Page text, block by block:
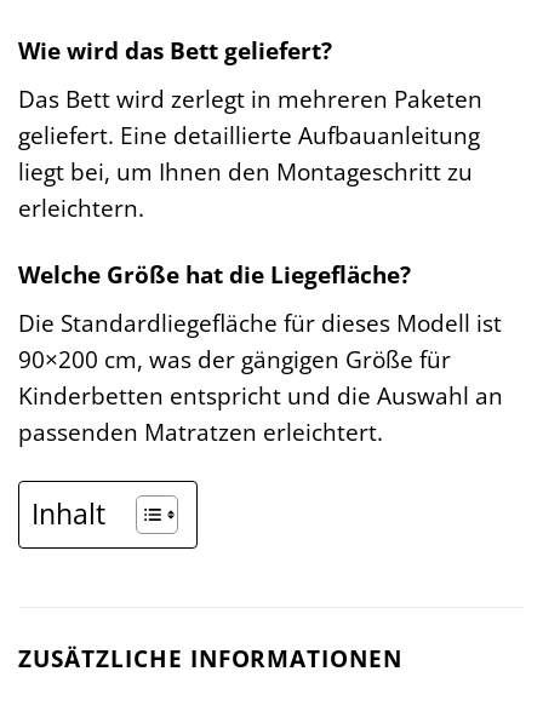
Wie wird das Bett geliefert?
Das Bett wird zerlegt in mehreren Paketen
geliefert. Eine detaillierte Aufbauanleitung
liegt bei, um Ihnen den Montageschritt zu
erleichtern.
Welche Größe hat die Liegefläche?
Die Standardliegefläche für dieses Modell ist
90×200 cm, was der gängigen Größe für
Kinderbetten entspricht und die Auswahl an
passenden Matratzen erleichtert.
Inhalt
ZUSÄTZLICHE INFORMATIONEN